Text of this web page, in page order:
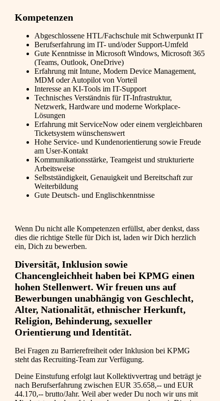
Kompetenzen
Abgeschlossene HTL/Fachschule mit Schwerpunkt IT
Berufserfahrung im IT- und/oder Support-Umfeld
Gute Kenntnisse in Microsoft Windows, Microsoft 365
(Teams, Outlook, OneDrive)
Erfahrung mit Intune, Modern Device Management,
MDM oder Autopilot von Vorteil
Interesse an KI-Tools im IT-Support
Technisches Verständnis für IT-Infrastruktur,
Netzwerk, Hardware und moderne Workplace-
Lösungen
Erfahrung mit ServiceNow oder einem vergleichbaren
Ticketsystem wünschenswert
Hohe Service- und Kundenorientierung sowie Freude
am User-Kontakt
Kommunikationsstärke, Teamgeist und strukturierte
Arbeitsweise
Selbstständigkeit, Genauigkeit und Bereitschaft zur
Weiterbildung
Gute Deutsch- und Englischkenntnisse
Wenn Du nicht alle Kompetenzen erfüllst, aber denkst, dass
dies die richtige Stelle für Dich ist, laden wir Dich herzlich
ein, Dich zu bewerben.
Diversität, Inklusion sowie
Chancengleichheit haben bei KPMG einen
hohen Stellenwert. Wir freuen uns auf
Bewerbungen unabhängig von Geschlecht,
Alter, Nationalität, ethnischer Herkunft,
Religion, Behinderung, sexueller
Orientierung und Identität.
Bei Fragen zu Barrierefreiheit oder Inklusion bei KPMG
steht das Recruiting-Team zur Verfügung.
Deine Einstufung erfolgt laut Kollektivvertrag und beträgt je
nach Berufserfahrung zwischen EUR 35.658,-- und EUR
44.170,-- brutto/Jahr. Weil aber weder Du noch wir uns mit